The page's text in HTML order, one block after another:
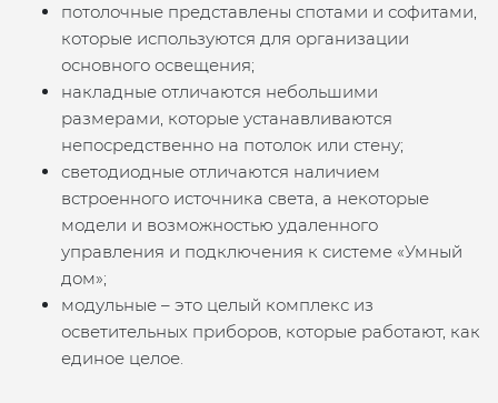
потолочные представлены спотами и софитами,
которые используются для организации
основного освещения;
накладные отличаются небольшими
размерами, которые устанавливаются
непосредственно на потолок или стену;
светодиодные отличаются наличием
встроенного источника света, а некоторые
модели и возможностью удаленного
управления и подключения к системе «Умный
дом»;
модульные – это целый комплекс из
осветительных приборов, которые работают, как
единое целое.